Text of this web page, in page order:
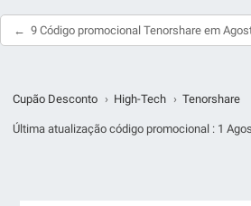
9 Código promocional Tenorshare em
Cupão Desconto › High-Tech › Tenorshare
Última atualização código promocional : 1